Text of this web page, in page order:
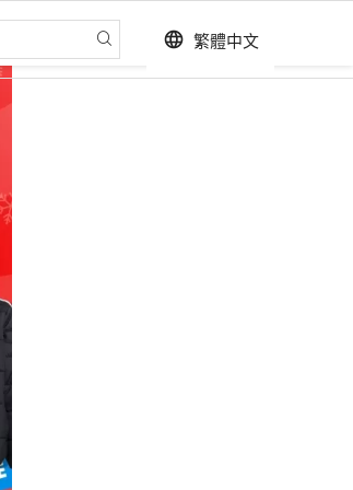
language 繁體中文